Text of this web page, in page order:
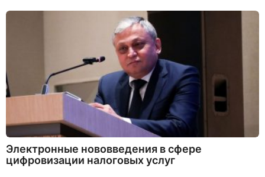
Электронные нововведения в сфере
цифровизации налоговых услуг